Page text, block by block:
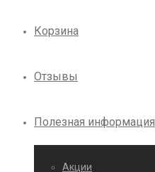
Корзина
Отзывы
Полезная информация
Акции